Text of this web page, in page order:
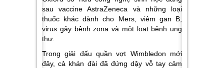
sau vaccine AstraZeneca và những loại
thuốc khác dành cho Mers, viêm gan B,
virus gây bệnh zona và một loạt bệnh ung
thư.
Trong giải đấu quần vợt Wimbledon mới
đây, cả khán đài đã đứng dậy vỗ tay cảm